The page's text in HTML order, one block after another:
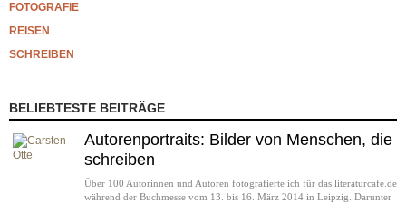
FOTOGRAFIE
REISEN
SCHREIBEN
BELIEBTESTE BEITRÄGE
Autorenportraits: Bilder von Menschen, die
schreiben
Über 100 Autorinnen und Autoren fotografierte ich für das literaturcafe.de
während der Buchmesse vom 13. bis 16. März 2014 in Leipzig. Darunter